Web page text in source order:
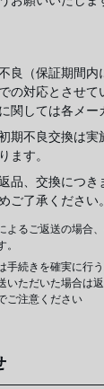
良（保証期間
の対応とさせて
関しては各メー
期不良交換は実
ます。
品、交換につ
ご了承ください。
よるご返送の場合
手続きを確実に行
いただいた場合は
ご注意ください